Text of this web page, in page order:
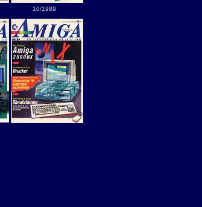
10/1989